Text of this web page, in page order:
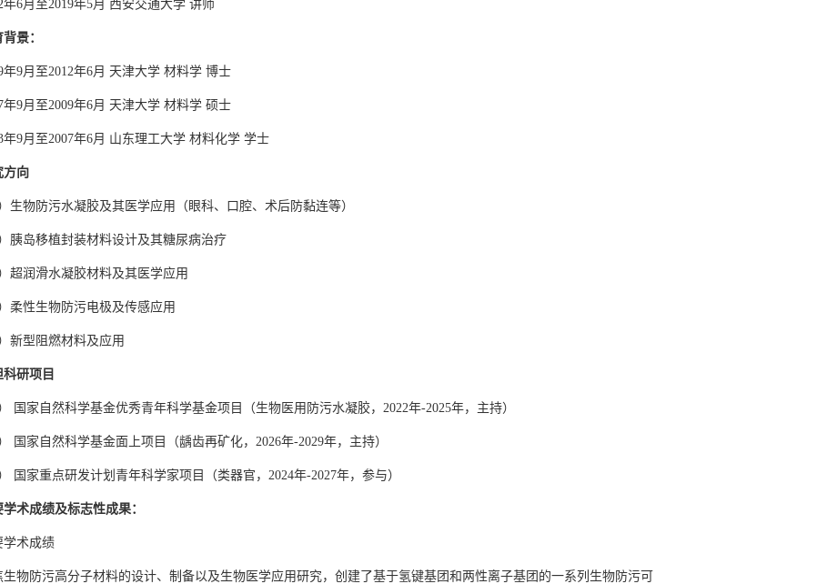
年6月至2019年5月 西安交通大学 讲师
景：
年9月至2012年6月 天津大学 材料学 博士
年9月至2009年6月 天津大学 材料学 硕士
年9月至2007年6月 山东理工大学 材料化学 学士
方向
）生物防污水凝胶及其医学应用（眼科、口腔、术后防黏连等）
）胰岛移植封装材料设计及其糖尿病治疗
）超润滑水凝胶材料及其医学应用
）柔性生物防污电极及传感应用
）新型阻燃材料及应用
科研项目
） 国家自然科学基金优秀青年科学基金项目（生物医用防污水凝胶，2022年-2025年，主持）
） 国家自然科学基金面上项目（龋齿再矿化，2026年-2029年，主持）
） 国家重点研发计划青年科学家项目（类器官，2024年-2027年，参与）
学术成绩及标志性成果：
学术成绩
生物防污高分子材料的设计、制备以及生物医学应用研究，创建了基于氢键基团和两性离子基团的一系列生物防污可